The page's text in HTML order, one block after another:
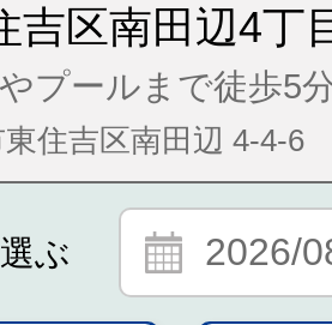
吉区南田辺4丁
プールまで徒歩5
住吉区南田辺 4-4-6
ぶ 2026/